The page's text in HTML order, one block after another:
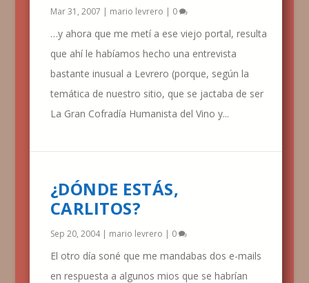
Mar 31, 2007 | mario levrero | 0
…y ahora que me metí a ese viejo portal, resulta
que ahí le habíamos hecho una entrevista
bastante inusual a Levrero (porque, según la
temática de nuestro sitio, que se jactaba de ser
La Gran Cofradía Humanista del Vino y...
¿DÓNDE ESTÁS,
CARLITOS?
Sep 20, 2004| mario levrero | 0
El otro día soné que me mandabas dos e-mails
en respuesta a algunos mios que se habrían